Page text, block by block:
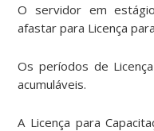
O servidor em
afastar para Licença
Os períodos de
acumuláveis.
A Licença para